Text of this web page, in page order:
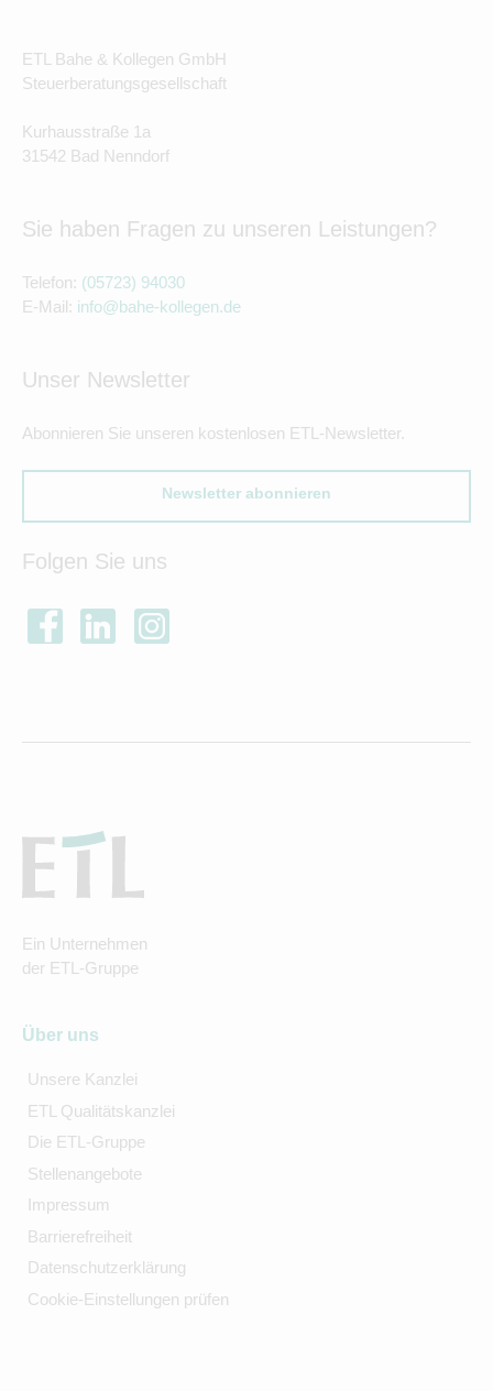
ETL Bahe & Kollegen GmbH
Steuerberatungsgesellschaft
Kurhausstraße 1a
31542 Bad Nenndorf
Sie haben Fragen zu unseren Leistungen?
Telefon: (05723) 94030
E-Mail: info@bahe-kollegen.de
Unser Newsletter
Abonnieren Sie unseren kostenlosen ETL-Newsletter.
Newsletter abonnieren
Folgen Sie uns
Ein Unternehmen
der ETL-Gruppe
Über uns
Unsere Kanzlei
ETL Qualitätskanzlei
Die ETL-Gruppe
Stellenangebote
Impressum
Barrierefreiheit
Datenschutzerklärung
Cookie-Einstellungen prüfen